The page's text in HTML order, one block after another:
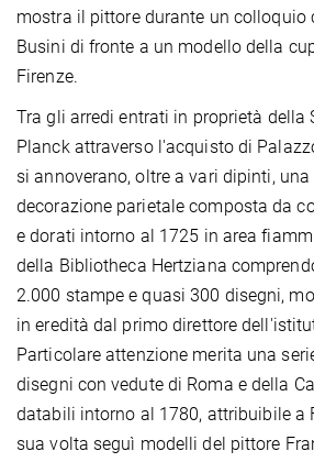
mostra il pittore durante un colloquio
Busini di fronte a un modello della
Firenze.
Tra gli arredi entrati in proprietà della
Planck attraverso l'acquisto di
si annoverano, oltre a vari dipinti,
decorazione parietale composta da
e dorati intorno al 1725 in area
della Bibliotheca Hertziana
2.000 stampe e quasi 300 disegni,
in eredità dal primo direttore
Particolare attenzione merita una
disegni con vedute di Roma e della
databili intorno al 1780, attribuibile a
sua volta seguì modelli del pittore